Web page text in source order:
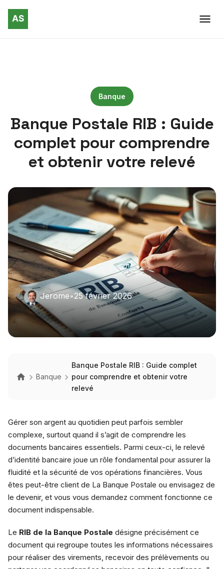
Banque
Banque Postale RIB : Guide
complet pour comprendre
et obtenir votre relevé
Jerome•25 février 2026
Banque
Banque Postale RIB : Guide complet
pour comprendre et obtenir votre
relevé
Gérer son argent au quotidien peut parfois sembler
complexe, surtout quand il s’agit de comprendre les
documents bancaires essentiels. Parmi ceux-ci, le relevé
d’identité bancaire joue un rôle fondamental pour assurer la
fluidité et la sécurité de vos opérations financières. Vous
êtes peut-être client de La Banque Postale ou envisagez de
le devenir, et vous vous demandez comment fonctionne ce
document indispensable.
Le RIB de la Banque Postale désigne précisément ce
document qui regroupe toutes les informations nécessaires
pour réaliser des virements, recevoir des prélèvements ou